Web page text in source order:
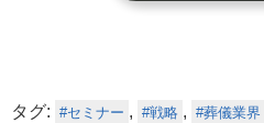
タグ: セミナー , 戦略 , 葬儀業界